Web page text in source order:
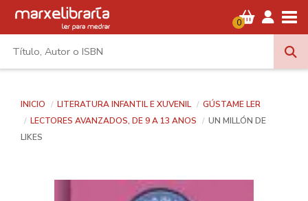
0
INICIO LITERATURA INFANTIL E XUVENIL
GÚSTAME LER
LECTORES AVANZADOS, DE 9 A 13 ANOS
UN MILLÓN DE
LIKES